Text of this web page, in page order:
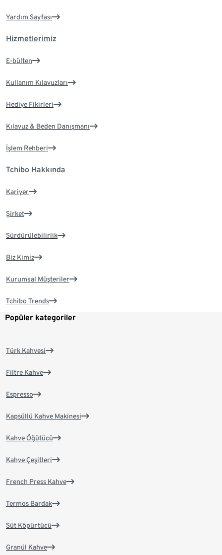
Yardım Sayfası
Hizmetlerimiz
E-bülten
Kullanım Kılavuzları
Hediye Fikirleri
Kılavuz & Beden Danışmanı
İşlem Rehberi
Tchibo Hakkında
Kariyer
Şirket
Sürdürülebilirlik
Biz Kimiz
Kurumsal Müşteriler
Tchibo Trends
Popüler kategoriler
Türk Kahvesi
Filtre Kahve
Espresso
Kapsüllü Kahve Makinesi
Kahve Öğütücü
Kahve Çeşitleri
French Press Kahve
Termos Bardak
Süt Köpürtücü
Granül Kahve